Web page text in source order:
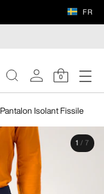
FR
0
Pantalon Isolant Fissile
1 / 7